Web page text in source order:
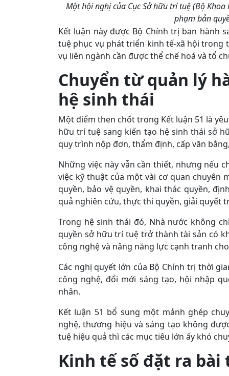
Một hội nghị của Cục Sở hữu trí tuệ (Bộ
phạm bản
Kết luận này được Bộ Chính trị ban hành
tuệ phục vụ phát triển kinh tế-xã hội trong
vụ liên ngành cần được thể chế hoá và tổ
Chuyển từ quản lý
hệ sinh thái
Một điểm then chốt trong Kết luận 51 là
hữu trí tuệ sang kiến tạo hệ sinh thái sở
quy trình nộp đơn, thẩm định, cấp văn
Những việc này vẫn cần thiết, nhưng nếu
việc kỹ thuật của một vài cơ quan chuyên
quyền, bảo vệ quyền, khai thác quyền,
quả nghiên cứu, thực thi quyền, giải quyết
Trong hệ sinh thái đó, Nhà nước không
quyền sở hữu trí tuệ trở thành tài sản có
công nghệ và nâng năng lực cạnh tranh
Các nghị quyết lớn của Bộ Chính trị thời
công nghệ, đổi mới sáng tạo, hội nhập
nhân.
Kết luận 51 bổ sung một mảnh ghép
nghệ, thương hiệu và sáng tạo không
tuệ hiệu quả thì các mục tiêu lớn ấy khó
Kinh tế số đặt ra bài